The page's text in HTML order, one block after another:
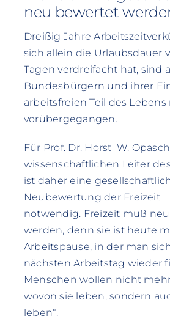
neu bewertet
Dreißig Jahre
sich allein die Urlaubsdauer
Tagen verdreifacht hat, sind
Bundesbürgern und ihrer
arbeitsfreien Teil des
vorübergegangen.
Für Prof. Dr. Horst W.
wissenschaftlichen Leiter
ist daher eine
Neubewertung der Freizeit
notwendig. Freizeit muß
werden, denn sie ist heute
Arbeitspause, in der man
nächsten Arbeitstag wieder
Menschen wollen nicht
wovon sie leben, sondern
leben“.